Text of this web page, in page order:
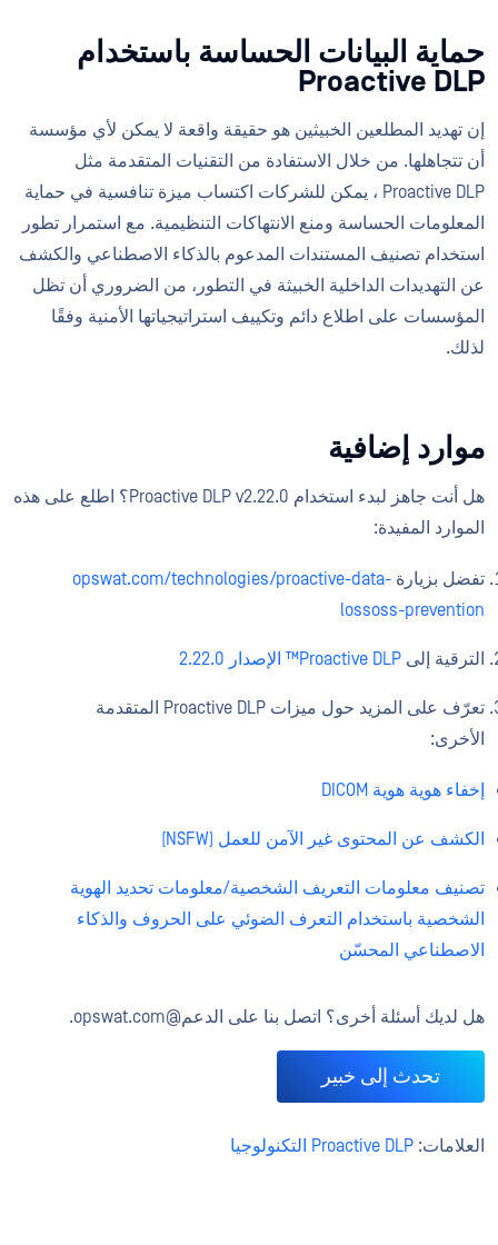
حماية البيانات الحساسة باستخدام
Proactive DLP
إن تهديد المطلعين الخبيثين هو حقيقة واقعة لا يمكن لأي مؤسسة
أن تتجاهلها. من خلال الاستفادة من التقنيات المتقدمة مثل
Proactive DLP ، يمكن للشركات اكتساب ميزة تنافسية في حماية
المعلومات الحساسة ومنع الانتهاكات التنظيمية. مع استمرار تطور
استخدام تصنيف المستندات المدعوم بالذكاء الاصطناعي والكشف
عن التهديدات الداخلية الخبيثة في التطور، من الضروري أن تظل
المؤسسات على اطلاع دائم وتكييف استراتيجياتها الأمنية وفقًا
لذلك.
موارد إضافية
هل أنت جاهز لبدء استخدام Proactive DLP v2.22.0؟ اطلع على هذه
الموارد المفيدة:
تفضل بزيارة opswat.com/technologies/proactive-data-
lossoss-prevention
الترقية إلى Proactive DLP™ الإصدار 2.22.0
تعرّف على المزيد حول ميزات Proactive DLP المتقدمة
الأخرى:
إخفاء هوية هوية DICOM
الكشف عن المحتوى غير الآمن للعمل (NSFW)
تصنيف معلومات التعريف الشخصية/معلومات تحديد الهوية
الشخصية باستخدام التعرف الضوئي على الحروف والذكاء
الاصطناعي المحسّن
هل لديك أسئلة أخرى؟ اتصل بنا على الدعم@opswat.com.
تحدث إلى خبير
العلامات: Proactive DLP التكنولوجيا